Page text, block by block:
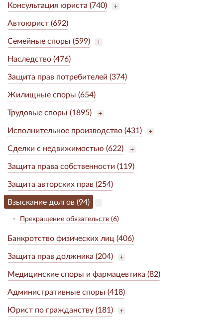
Консультация юриста (740)
Автоюрист (692)
Семейные споры (599)
Наследство (476)
Защита прав потребителей (374)
Жилищные споры (654)
Трудовые споры (1895)
Исполнительное производство (431)
Сделки с недвижимостью (622)
Защита права собственности (119)
Защита авторских прав (254)
Взыскание долгов (94)
Прекращение обязательств (6)
Банкротство физических лиц (406)
Защита прав должника (204)
Медицинские споры и фармацевтика (82)
Административные споры (418)
Юрист по гражданству (181)